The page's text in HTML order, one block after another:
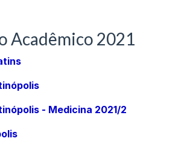
Acadêmico 2021
- Medicina 2021/2